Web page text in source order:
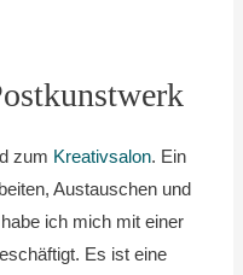
zum Kreativsalon. Ein
Austauschen und
ich mich mit einer
Es ist eine